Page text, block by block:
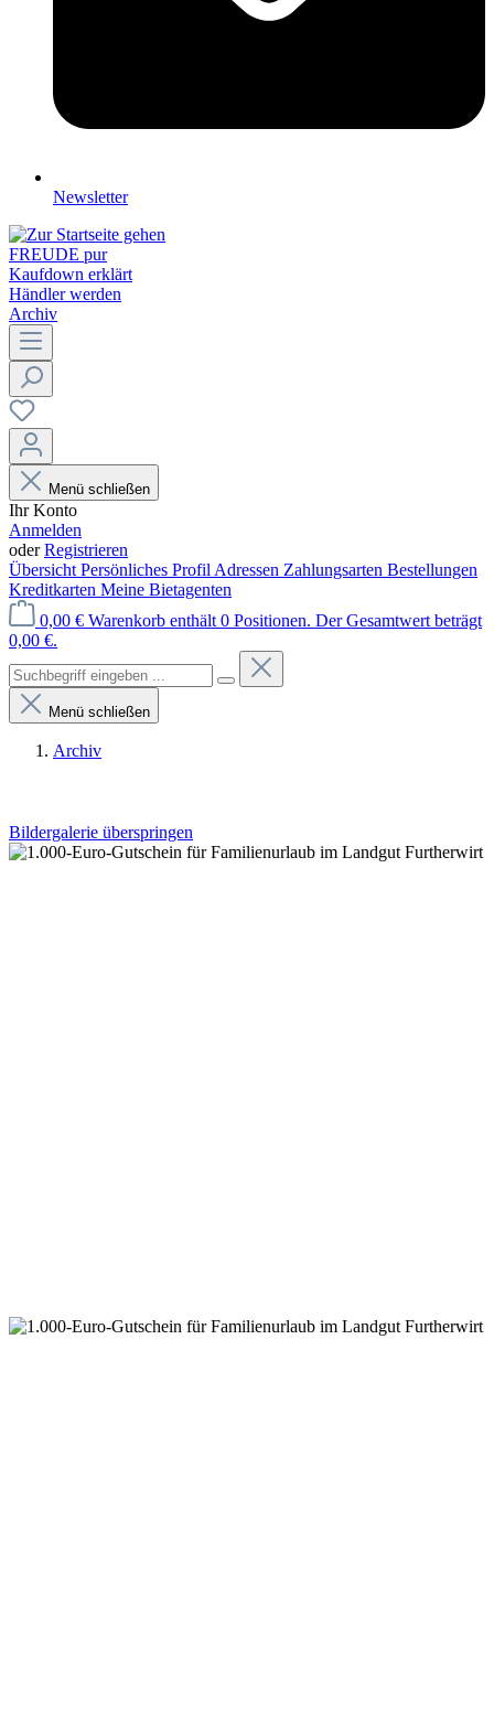
Newsletter
FREUDE pur
Kaufdown erklärt
Händler werden
Archiv
Menü schließen
Ihr Konto
Anmelden
oderRegistrieren
Übersicht Persönliches Profil Adressen Zahlungsarten Bestellungen
Kreditkarten Meine Bietagenten
0,00 € Warenkorb enthält 0 Positionen. Der Gesamtwert beträgt
0,00 €.
Menü schließen
Archiv
Bildergalerie überspringen